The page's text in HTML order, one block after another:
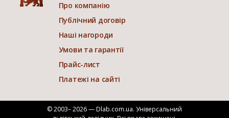
Про компанію
Публічний договір
Наші нагороди
Умови та гарантії
Прайс-лист
Платежі на сайті
© 2003– 2026 — Dlab.com.ua. Універсальний